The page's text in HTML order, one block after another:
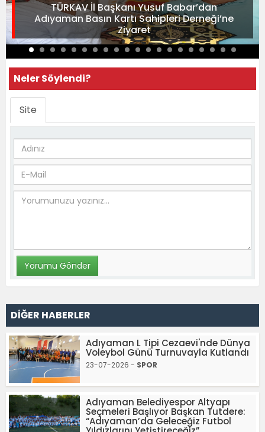
TÜRKAV İl Başkanı Yusuf Babar’dan
Adıyaman Basın Kartı Sahipleri Derneği’ne
Ziyaret
Neler Söylendi?
Site
DİĞER HABERLER
Adıyaman L Tipi Cezaevi'nde Dünya
Voleybol Günü Turnuvayla Kutlandı
23-07-2026 - SPOR
Adıyaman Belediyespor Altyapı
Seçmeleri Başlıyor Başkan Tutdere:
“Adıyaman’da Geleceğiz Futbol